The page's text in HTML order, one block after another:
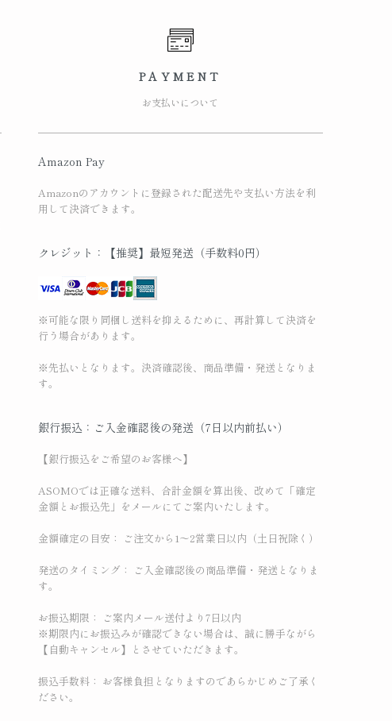
PAYMENT
お支払いについて
Amazon Pay
Amazonのアカウントに登録された配送先や支払い方法を利
用して決済できます。
クレジット：【推奨】最短発送（手数料0円）
※可能な限り同梱し送料を抑えるために、再計算して決済を
行う場合があります。
※先払いとなります。決済確認後、商品準備・発送となりま
す。
銀行振込：ご入金確認後の発送（7日以内前払い）
【銀行振込をご希望のお客様へ】
ASOMOでは正確な送料、合計金額を算出後、改めて「確定
金額とお振込先」をメールにてご案内いたします。
金額確定の目安： ご注文から1〜2営業日以内（土日祝除く）
発送のタイミング： ご入金確認後の商品準備・発送となりま
す。
お振込期限： ご案内メール送付より7日以内
※期限内にお振込みが確認できない場合は、誠に勝手ながら
【自動キャンセル】とさせていただきます。
振込手数料： お客様負担となりますのであらかじめご了承く
ださい。